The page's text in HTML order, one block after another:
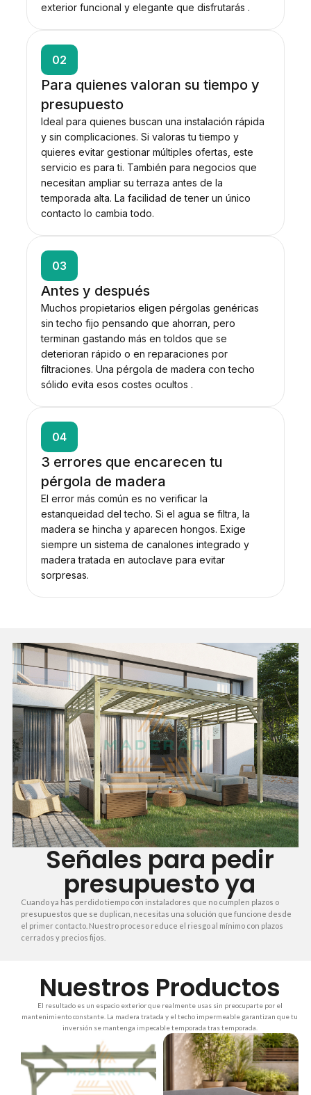
exterior funcional y elegante que disfrutarás .
02
Para quienes valoran su tiempo y
presupuesto
Ideal para quienes buscan una instalación rápida
y sin complicaciones. Si valoras tu tiempo y
quieres evitar gestionar múltiples ofertas, este
servicio es para ti. También para negocios que
necesitan ampliar su terraza antes de la
temporada alta. La facilidad de tener un único
contacto lo cambia todo.
03
Antes y después
Muchos propietarios eligen pérgolas genéricas
sin techo fijo pensando que ahorran, pero
terminan gastando más en toldos que se
deterioran rápido o en reparaciones por
filtraciones. Una pérgola de madera con techo
sólido evita esos costes ocultos .
04
3 errores que encarecen tu
pérgola de madera
El error más común es no verificar la
estanqueidad del techo. Si el agua se filtra, la
madera se hincha y aparecen hongos. Exige
siempre un sistema de canalones integrado y
madera tratada en autoclave para evitar
sorpresas.
Señales para pedir
presupuesto ya
Cuando ya has perdido tiempo con instaladores que no cumplen plazos o
presupuestos que se duplican, necesitas una solución que funcione desde
el primer contacto. Nuestro proceso reduce el riesgo al mínimo con plazos
cerrados y precios fijos.
Nuestros Productos
El resultado es un espacio exterior que realmente usas sin preocuparte por el
mantenimiento constante. La madera tratada y el techo impermeable garantizan que tu
inversión se mantenga impecable temporada tras temporada.